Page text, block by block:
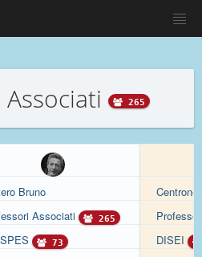
265
Bruno
Associati
265
73
DISEI